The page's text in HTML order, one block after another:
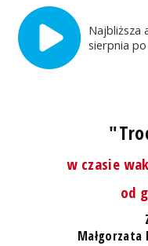
Najbliższa
sierpnia
w czasie
od
Małgorzata